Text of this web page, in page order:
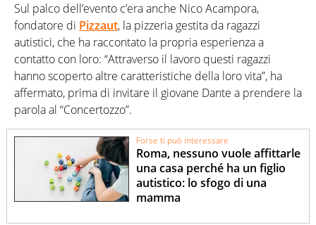
Sul palco dell’evento c’era anche Nico Acampora,
fondatore di Pizzaut, la pizzeria gestita da ragazzi
autistici, che ha raccontato la propria esperienza a
contatto con loro: “Attraverso il lavoro questi ragazzi
hanno scoperto altre caratteristiche della loro vita”, ha
affermato, prima di invitare il giovane Dante a prendere la
parola al “Concertozzo”.
Forse ti può interessare
Roma, nessuno vuole affittarle
una casa perché ha un figlio
autistico: lo sfogo di una
mamma